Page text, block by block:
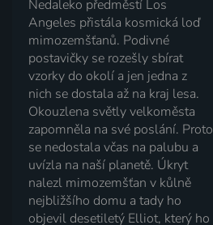
Nedaleko předměstí Los
Angeles přistála kosmická loď
mimozemšťanů. Podivné
postavičky se rozešly sbírat
vzorky do okolí a jen jedna z
nich se dostala až na kraj lesa.
Okouzlena světly velkoměsta
zapomněla na své poslání. Proto
se nedostala včas na palubu a
uvízla na naší planetě. Úkryt
nalezl mimozemšťan v kůlně
nejbližšího domu a tady ho
objevil desetiletý Elliot, který ho